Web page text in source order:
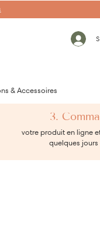
& Accessoires
3.
votre produit en ligne
quelques jours